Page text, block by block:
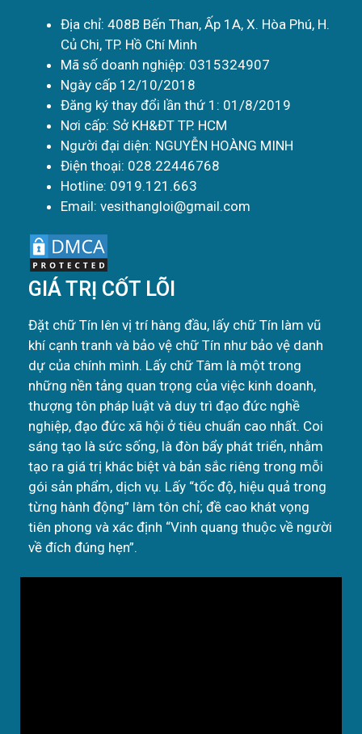
Địa chỉ: 408B Bến Than, Ấp 1A, X. Hòa Phú, H.
Củ Chi, TP. Hồ Chí Minh
Mã số doanh nghiệp: 0315324907
Ngày cấp 12/10/2018
Đăng ký thay đổi lần thứ 1: 01/8/2019
Nơi cấp: Sở KH&ĐT TP. HCM
Người đại diện: NGUYỄN HOÀNG MINH
Điện thoại: 028.22446768
Hotline: 0919.121.663
Email: vesithangloi@gmail.com
GIÁ TRỊ CỐT LÕI
Đặt chữ Tín lên vị trí hàng đầu, lấy chữ Tín làm vũ
khí cạnh tranh và bảo vệ chữ Tín như bảo vệ danh
dự của chính mình. Lấy chữ Tâm là một trong
những nền tảng quan trọng của việc kinh doanh,
thượng tôn pháp luật và duy trì đạo đức nghề
nghiệp, đạo đức xã hội ở tiêu chuẩn cao nhất. Coi
sáng tạo là sức sống, là đòn bẩy phát triển, nhằm
tạo ra giá trị khác biệt và bản sắc riêng trong mỗi
gói sản phẩm, dịch vụ. Lấy “tốc độ, hiệu quả trong
từng hành động” làm tôn chỉ; đề cao khát vọng
tiên phong và xác định “Vinh quang thuộc về người
về đích đúng hẹn”.